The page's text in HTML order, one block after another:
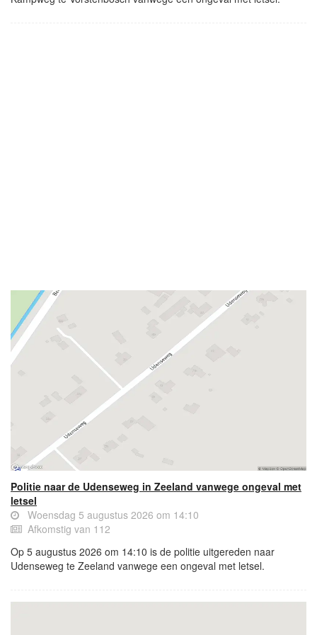
Politie naar de Udenseweg in Zeeland vanwege ongeval met
letsel
Woensdag 5 augustus 2026 om 14:10
Afkomstig van 112
Op 5 augustus 2026 om 14:10 is de politie uitgereden naar
Udenseweg te Zeeland vanwege een ongeval met letsel.